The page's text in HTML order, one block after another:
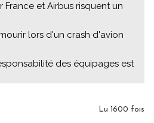
France et Airbus risquent un
lors d'un crash d'avion
des équipages est
Lu 1600 fois